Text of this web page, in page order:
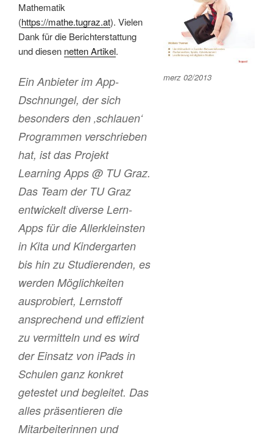
merz 02/2013
Mathematik
(https://mathe.tugraz.at). Vielen
Dank für die Berichterstattung
und diesen netten Artikel.
Ein Anbieter im App-
Dschnungel, der sich
besonders den ‚schlauen‘
Programmen verschrieben
hat, ist das Projekt
Learning Apps @ TU Graz.
Das Team der TU Graz
entwickelt diverse Lern-
Apps für die Allerkleinsten
in Kita und Kindergarten
bis hin zu Studierenden, es
werden Möglichkeiten
ausprobiert, Lernstoff
ansprechend und effizient
zu vermitteln und es wird
der Einsatz von iPads in
Schulen ganz konkret
getestet und begleitet. Das
alles präsentieren die
Mitarbeiterinnen und